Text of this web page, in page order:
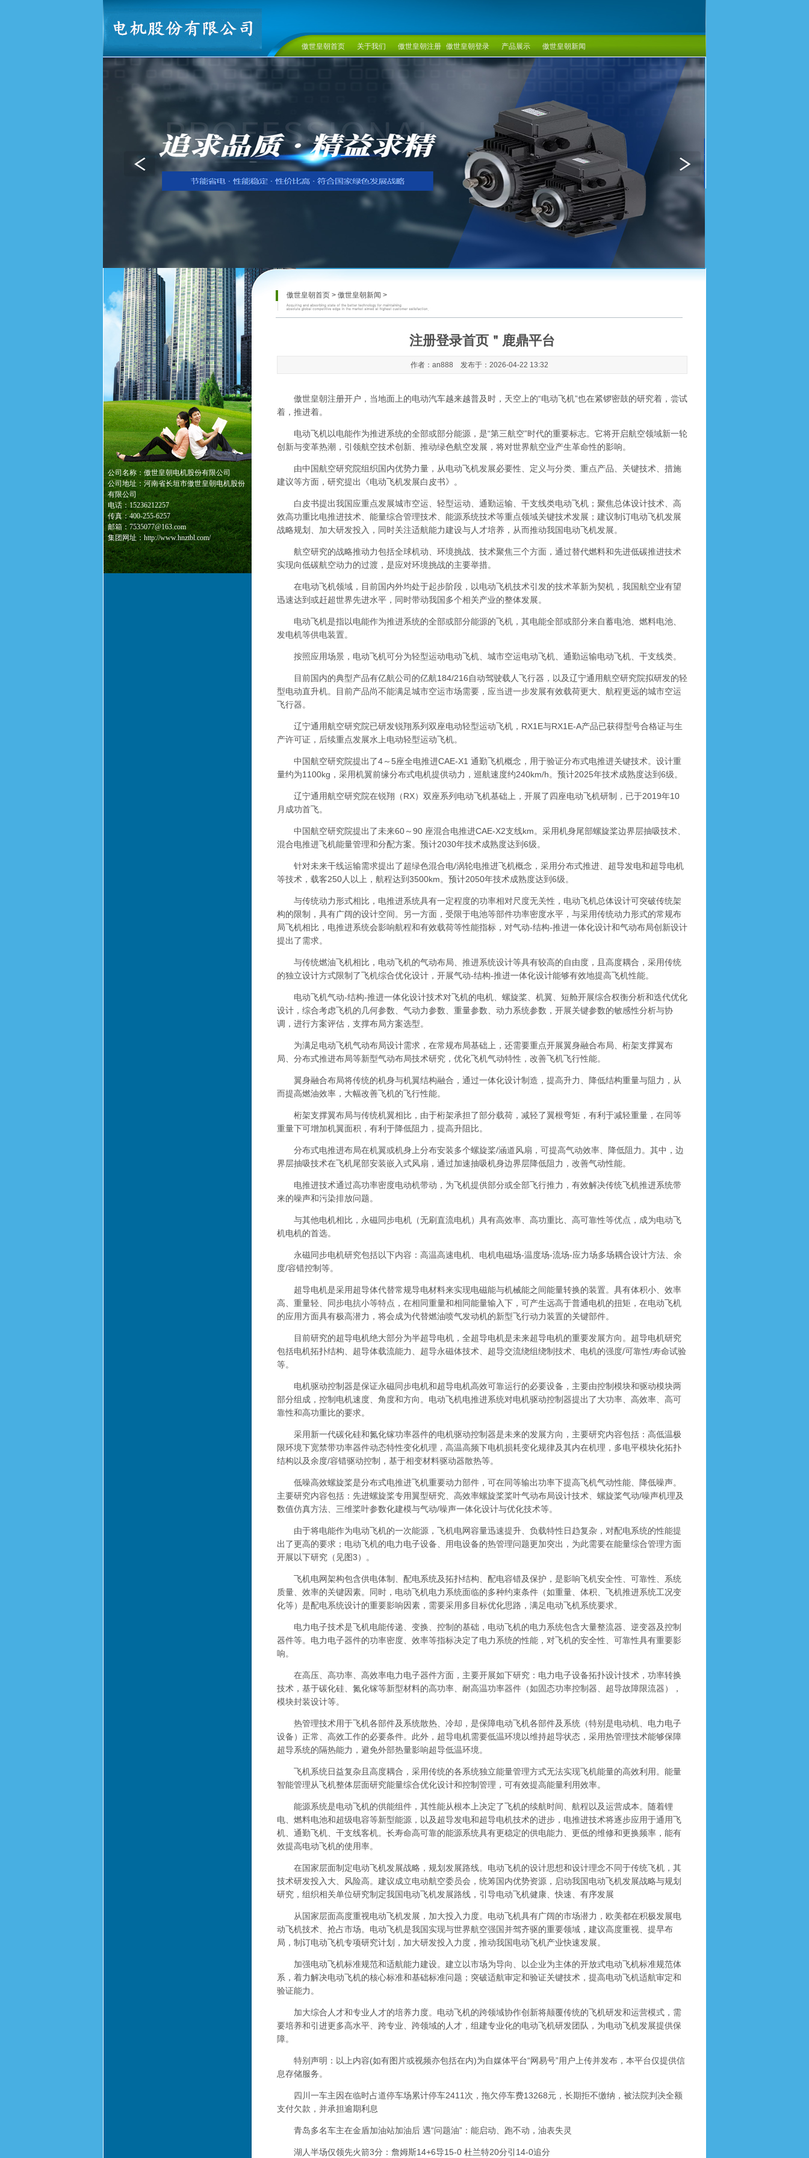
傲世皇朝首页 关于我们 傲世皇朝注册 傲世皇朝登录 产品展示 傲世皇朝新闻
公司名称：傲世皇朝电机股份有限公司
公司地址：河南省长垣市傲世皇朝电机股份
有限公司
电话：15236212257
传真：400-255-6257
邮箱：7535077@163.com
集团网址：http://www.hnztbl.com/
傲世皇朝首页 > 傲世皇朝新闻 >
注册登录首页＂鹿鼎平台
作者：an888 发布于：2026-04-22 13:32
傲世皇朝注册开户 ，当地面上的电动汽车越来越普及时，天空上的“电动飞机”也在紧锣密鼓的研究着，尝试
着，推进着。
电动飞机以电能作为推进系统的全部或部分能源，是“第三航空”时代的重要标志。它将开启航空领域新一轮
创新与变革热潮，引领航空技术创新、推动绿色航空发展，将对世界航空业产生革命性的影响。
由中国航空研究院组织国内优势力量，从电动飞机发展必要性、定义与分类、重点产品、关键技术、措施
建议等方面，研究提出《电动飞机发展白皮书》。
白皮书提出我国应重点发展城市空运、轻型运动、通勤运输、干支线类电动飞机；聚焦总体设计技术、高
效高功重比电推进技术、能量综合管理技术、能源系统技术等重点领域关键技术发展；建议制订电动飞机发展
战略规划、加大研发投入，同时关注适航能力建设与人才培养，从而推动我国电动飞机发展。
航空研究的战略推动力包括全球机动、环境挑战、技术聚焦三个方面，通过替代燃料和先进低碳推进技术
实现向低碳航空动力的过渡，是应对环境挑战的主要举措。
在电动飞机领域，目前国内外均处于起步阶段，以电动飞机技术引发的技术革新为契机，我国航空业有望
迅速达到或赶超世界先进水平，同时带动我国多个相关产业的整体发展。
电动飞机是指以电能作为推进系统的全部或部分能源的飞机，其电能全部或部分来自蓄电池、燃料电池、
发电机等供电装置。
按照应用场景，电动飞机可分为轻型运动电动飞机、城市空运电动飞机、通勤运输电动飞机、干支线类。
目前国内的典型产品有亿航公司的亿航184/216自动驾驶载人飞行器，以及辽宁通用航空研究院拟研发的轻
型电动直升机。目前产品尚不能满足城市空运市场需要，应当进一步发展有效载荷更大、航程更远的城市空运
飞行器。
辽宁通用航空研究院已研发锐翔系列双座电动轻型运动飞机，RX1E与RX1E-A产品已获得型号合格证与生
产许可证，后续重点发展水上电动轻型运动飞机。
中国航空研究院提出了4～5座全电推进CAE-X1 通勤飞机概念，用于验证分布式电推进关键技术。设计重
量约为1100kg，采用机翼前缘分布式电机提供动力，巡航速度约240km/h。预计2025年技术成熟度达到6级。
辽宁通用航空研究院在锐翔（RX）双座系列电动飞机基础上，开展了四座电动飞机研制，已于2019年10
月成功首飞。
中国航空研究院提出了未来60～90 座混合电推进CAE-X2支线km。采用机身尾部螺旋桨边界层抽吸技术、
混合电推进飞机能量管理和分配方案。预计2030年技术成熟度达到6级。
针对未来干线运输需求提出了超绿色混合电/涡轮电推进飞机概念，采用分布式推进、超导发电和超导电机
等技术，载客250人以上，航程达到3500km。预计2050年技术成熟度达到6级。
与传统动力形式相比，电推进系统具有一定程度的功率相对尺度无关性，电动飞机总体设计可突破传统架
构的限制，具有广阔的设计空间。另一方面，受限于电池等部件功率密度水平，与采用传统动力形式的常规布
局飞机相比，电推进系统会影响航程和有效载荷等性能指标，对气动-结构-推进一体化设计和气动布局创新设计
提出了需求。
与传统燃油飞机相比，电动飞机的气动布局、推进系统设计等具有较高的自由度，且高度耦合，采用传统
的独立设计方式限制了飞机综合优化设计，开展气动-结构-推进一体化设计能够有效地提高飞机性能。
电动飞机气动-结构-推进一体化设计技术对飞机的电机、螺旋桨、机翼、短舱开展综合权衡分析和迭代优化
设计，综合考虑飞机的几何参数、气动力参数、重量参数、动力系统参数，开展关键参数的敏感性分析与协
调，进行方案评估，支撑布局方案选型。
为满足电动飞机气动布局设计需求，在常规布局基础上，还需要重点开展翼身融合布局、桁架支撑翼布
局、分布式推进布局等新型气动布局技术研究，优化飞机气动特性，改善飞机飞行性能。
翼身融合布局将传统的机身与机翼结构融合，通过一体化设计制造，提高升力、降低结构重量与阻力，从
而提高燃油效率，大幅改善飞机的飞行性能。
桁架支撑翼布局与传统机翼相比，由于桁架承担了部分载荷，减轻了翼根弯矩，有利于减轻重量，在同等
重量下可增加机翼面积，有利于降低阻力，提高升阻比。
分布式电推进布局在机翼或机身上分布安装多个螺旋桨/涵道风扇，可提高气动效率、降低阻力。其中，边
界层抽吸技术在飞机尾部安装嵌入式风扇，通过加速抽吸机身边界层降低阻力，改善气动性能。
电推进技术通过高功率密度电动机带动，为飞机提供部分或全部飞行推力，有效解决传统飞机推进系统带
来的噪声和污染排放问题。
与其他电机相比，永磁同步电机（无刷直流电机）具有高效率、高功重比、高可靠性等优点，成为电动飞
机电机的首选。
永磁同步电机研究包括以下内容：高温高速电机、电机电磁场-温度场-流场-应力场多场耦合设计方法、余
度/容错控制等。
超导电机是采用超导体代替常规导电材料来实现电磁能与机械能之间能量转换的装置。具有体积小、效率
高、重量轻、同步电抗小等特点，在相同重量和相同能量输入下，可产生远高于普通电机的扭矩，在电动飞机
的应用方面具有极高潜力，将会成为代替燃油喷气发动机的新型飞行动力装置的关键部件。
目前研究的超导电机绝大部分为半超导电机，全超导电机是未来超导电机的重要发展方向。超导电机研究
包括电机拓扑结构、超导体载流能力、超导永磁体技术、超导交流绕组绕制技术、电机的强度/可靠性/寿命试验
等。
电机驱动控制器是保证永磁同步电机和超导电机高效可靠运行的必要设备，主要由控制模块和驱动模块两
部分组成，控制电机速度、角度和方向。电动飞机电推进系统对电机驱动控制器提出了大功率、高效率、高可
靠性和高功重比的要求。
采用新一代碳化硅和氮化镓功率器件的电机驱动控制器是未来的发展方向，主要研究内容包括：高低温极
限环境下宽禁带功率器件动态特性变化机理，高温高频下电机损耗变化规律及其内在机理，多电平模块化拓扑
结构以及余度/容错驱动控制，基于相变材料驱动器散热等。
低噪高效螺旋桨是分布式电推进飞机重要动力部件，可在同等输出功率下提高飞机气动性能、降低噪声。
主要研究内容包括：先进螺旋桨专用翼型研究、高效率螺旋桨桨叶气动布局设计技术、螺旋桨气动/噪声机理及
数值仿真方法、三维桨叶参数化建模与气动/噪声一体化设计与优化技术等。
由于将电能作为电动飞机的一次能源，飞机电网容量迅速提升、负载特性日趋复杂，对配电系统的性能提
出了更高的要求；电动飞机的电力电子设备、用电设备的热管理问题更加突出，为此需要在能量综合管理方面
开展以下研究（见图3）。
飞机电网架构包含供电体制、配电系统及拓扑结构、配电容错及保护，是影响飞机安全性、可靠性、系统
质量、效率的关键因素。同时，电动飞机电力系统面临的多种约束条件（如重量、体积、飞机推进系统工况变
化等）是配电系统设计的重要影响因素，需要采用多目标优化思路，满足电动飞机系统要求。
电力电子技术是飞机电能传递、变换、控制的基础，电动飞机的电力系统包含大量整流器、逆变器及控制
器件等。电力电子器件的功率密度、效率等指标决定了电力系统的性能，对飞机的安全性、可靠性具有重要影
响。
在高压、高功率、高效率电力电子器件方面，主要开展如下研究：电力电子设备拓扑设计技术，功率转换
技术，基于碳化硅、氮化镓等新型材料的高功率、耐高温功率器件（如固态功率控制器、超导故障限流器），
模块封装设计等。
热管理技术用于飞机各部件及系统散热、冷却，是保障电动飞机各部件及系统（特别是电动机、电力电子
设备）正常、高效工作的必要条件。此外，超导电机需要低温环境以维持超导状态，采用热管理技术能够保障
超导系统的隔热能力，避免外部热量影响超导低温环境。
飞机系统日益复杂且高度耦合，采用传统的各系统独立能量管理方式无法实现飞机能量的高效利用。能量
智能管理从飞机整体层面研究能量综合优化设计和控制管理，可有效提高能量利用效率。
能源系统是电动飞机的供能组件，其性能从根本上决定了飞机的续航时间、航程以及运营成本。随着锂
电、燃料电池和超级电容等新型能源，以及超导发电和超导电机技术的进步，电推进技术将逐步应用于通用飞
机、通勤飞机、干支线客机。长寿命高可靠的能源系统具有更稳定的供电能力、更低的维修和更换频率，能有
效提高电动飞机的使用率。
在国家层面制定电动飞机发展战略，规划发展路线。电动飞机的设计思想和设计理念不同于传统飞机，其
技术研发投入大、风险高。建议成立电动航空委员会，统筹国内优势资源，启动我国电动飞机发展战略与规划
研究，组织相关单位研究制定我国电动飞机发展路线，引导电动飞机健康、快速、有序发展
从国家层面高度重视电动飞机发展，加大投入力度。电动飞机具有广阔的市场潜力，欧美都在积极发展电
动飞机技术、抢占市场。电动飞机是我国实现与世界航空强国并驾齐驱的重要领域，建议高度重视、提早布
局，制订电动飞机专项研究计划，加大研发投入力度，推动我国电动飞机产业快速发展。
加强电动飞机标准规范和适航能力建设。建立以市场为导向、以企业为主体的开放式电动飞机标准规范体
系，着力解决电动飞机的核心标准和基础标准问题；突破适航审定和验证关键技术，提高电动飞机适航审定和
验证能力。
加大综合人才和专业人才的培养力度。电动飞机的跨领域协作创新将颠覆传统的飞机研发和运营模式，需
要培养和引进更多高水平、跨专业、跨领域的人才，组建专业化的电动飞机研发团队，为电动飞机发展提供保
障。
特别声明：以上内容(如有图片或视频亦包括在内)为自媒体平台“网易号”用户上传并发布，本平台仅提供信
息存储服务。
四川一车主因在临时占道停车场累计停车2411次，拖欠停车费13268元，长期拒不缴纳，被法院判决全额
支付欠款，并承担逾期利息
青岛多名车主在金盾加油站加油后 遇“问题油”：能启动、跑不动，油表失灵
湖人半场仅领先火箭3分：詹姆斯14+6导15-0 杜兰特20分引14-0追分